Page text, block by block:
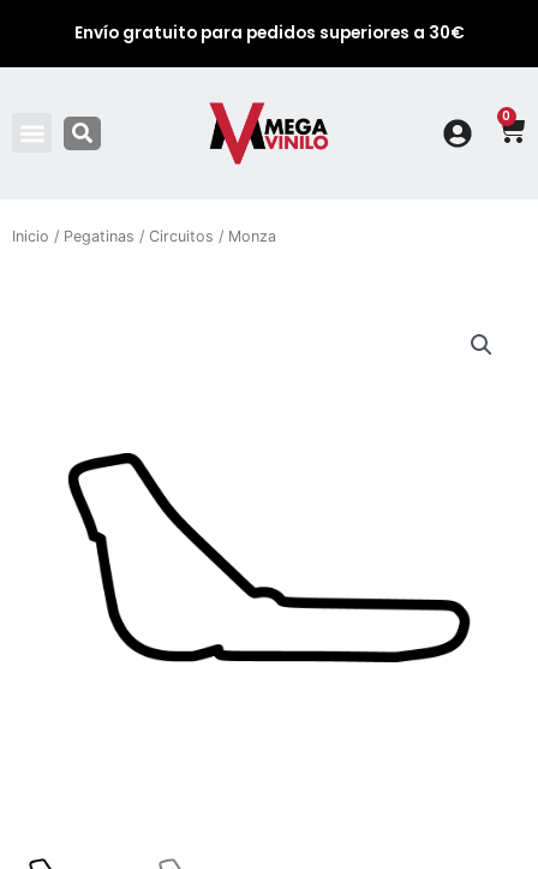
Envío gratuito para pedidos superiores a 30€
0
Inicio / Pegatinas / Circuitos / Monza